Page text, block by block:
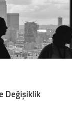
Değişiklik